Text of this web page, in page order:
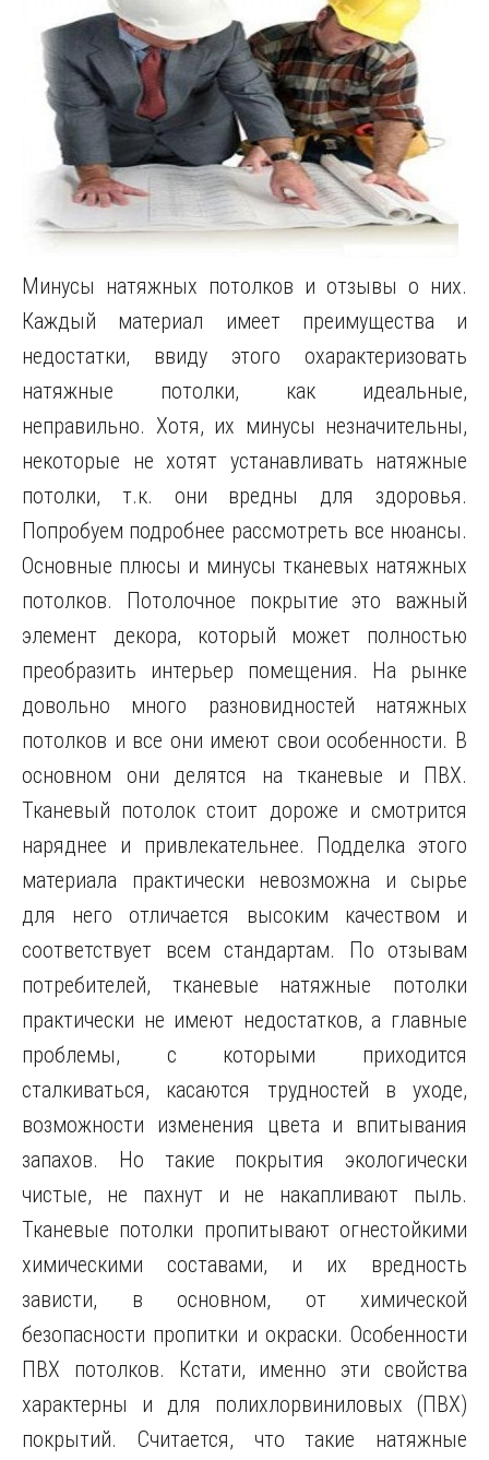
Минусы натяжных потолков и отзывы о них.
Каждый материал имеет преимущества и
недостатки, ввиду этого охарактеризовать
натяжные потолки, как идеальные,
неправильно. Хотя, их минусы незначительны,
некоторые не хотят устанавливать натяжные
потолки, т.к. они вредны для здоровья.
Попробуем подробнее рассмотреть все нюансы.
Основные плюсы и минусы тканевых натяжных
потолков. Потолочное покрытие это важный
элемент декора, который может полностью
преобразить интерьер помещения. На рынке
довольно много разновидностей натяжных
потолков и все они имеют свои особенности. В
основном они делятся на тканевые и ПВХ.
Тканевый потолок стоит дороже и смотрится
наряднее и привлекательнее. Подделка этого
материала практически невозможна и сырье
для него отличается высоким качеством и
соответствует всем стандартам. По отзывам
потребителей, тканевые натяжные потолки
практически не имеют недостатков, а главные
проблемы, с которыми приходится
сталкиваться, касаются трудностей в уходе,
возможности изменения цвета и впитывания
запахов. Но такие покрытия экологически
чистые, не пахнут и не накапливают пыль.
Тканевые потолки пропитывают огнестойкими
химическими составами, и их вредность
зависти, в основном, от химической
безопасности пропитки и окраски. Особенности
ПВХ потолков. Кстати, именно эти свойства
характерны и для полихлорвиниловых (ПВХ)
покрытий. Считается, что такие натяжные